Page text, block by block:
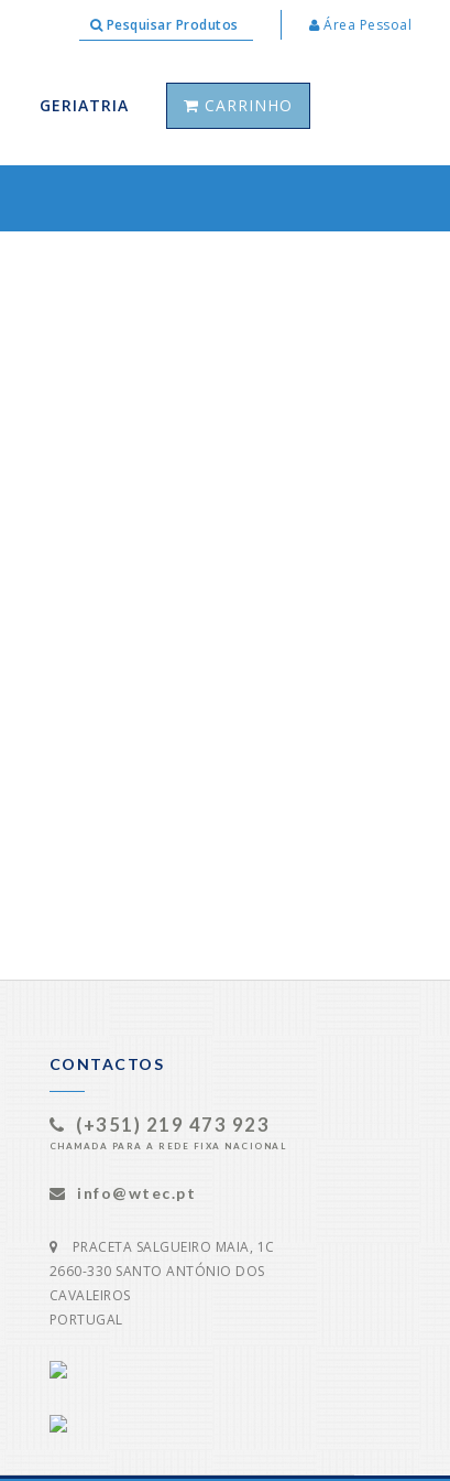
Pesquisar Produtos Área Pessoal
GERIATRIA CARRINHO
CONTACTOS
(+351) 219 473 923
CHAMADA PARA A REDE FIXA NACIONAL
info@wtec.pt
PRACETA SALGUEIRO MAIA, 1C
2660-330 SANTO ANTÓNIO DOS
CAVALEIROS
PORTUGAL